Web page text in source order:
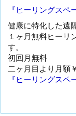
『ヒーリングスペ
健康に特化した遠
１ヶ月無料ヒーリ
す。
初回月無料
二ヶ月目より月額
『ヒーリングスペ